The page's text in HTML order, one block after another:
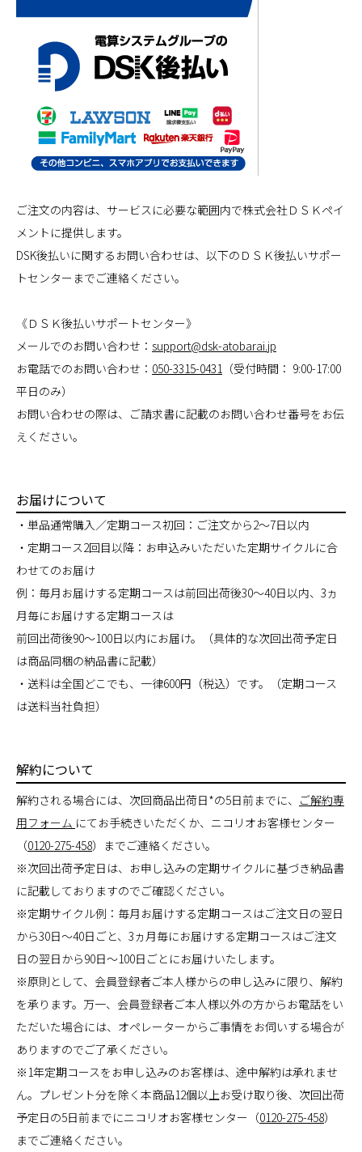
ご注文の内容は、サービスに必要な範囲内で株式会社ＤＳＫペイ
メントに提供します。
DSK後払いに関するお問い合わせは、以下のＤＳＫ後払いサポー
トセンターまでご連絡ください。
《ＤＳＫ後払いサポートセンター》
メールでのお問い合わせ： support@dsk-atobarai.jp
お電話でのお問い合わせ： 050-3315-0431 （受付時間： 9:00-17:00
平日のみ）
お問い合わせの際は、ご請求書に記載のお問い合わせ番号をお伝
えください。
お届けについて
・単品通常購入／定期コース初回：ご注文から2～7日以内
・定期コース2回目以降：お申込みいただいた定期サイクルに合
わせてのお届け
例：毎月お届けする定期コースは前回出荷後30～40日以内、3ヵ
月毎にお届けする定期コースは
前回出荷後90～100日以内にお届け。（具体的な次回出荷予定日
は商品同梱の納品書に記載）
・送料は全国どこでも、一律600円（税込）です。（定期コース
は送料当社負担）
解約について
解約される場合には、次回商品出荷日*の5日前までに、 ご解約専
用フォーム にてお手続きいただくか、ニコリオお客様センター
（0120-275-458）までご連絡ください。
※次回出荷予定日は、お申し込みの定期サイクルに基づき納品書
に記載しておりますのでご確認ください。
※定期サイクル例：毎月お届けする定期コースはご注文日の翌日
から30日～40日ごと、3ヵ月毎にお届けする定期コースはご注文
日の翌日から90日～100日ごとにお届けいたします。
※原則として、会員登録者ご本人様からの申し込みに限り、解約
を承ります。万一、会員登録者ご本人様以外の方からお電話をい
ただいた場合には、オペレーターからご事情をお伺いする場合が
ありますのでご了承ください。
※1年定期コースをお申し込みのお客様は、途中解約は承れませ
ん。プレゼント分を除く本商品12個以上お受け取り後、次回出荷
予定日の5日前までにニコリオお客様センター（0120-275-458）
までご連絡ください。